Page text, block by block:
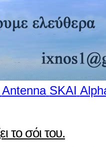
Antenna SKAI
το σόι του.